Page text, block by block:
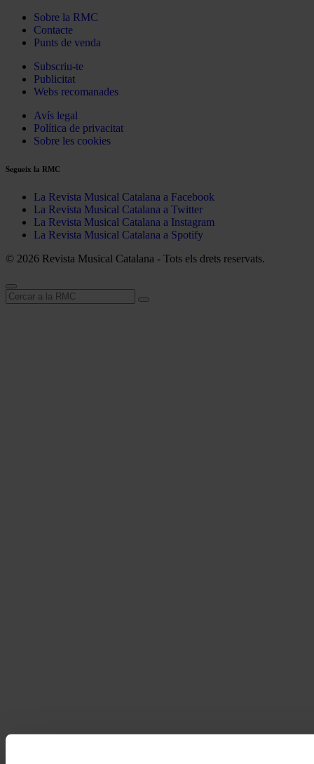
Sobre la RMC
Contacte
Punts de venda
Subscriu-te
Publicitat
Webs recomanades
Avís legal
Política de privacitat
Sobre les cookies
Segueix la RMC
La Revista Musical Catalana a Facebook
La Revista Musical Catalana a Twitter
La Revista Musical Catalana a Instagram
La Revista Musical Catalana a Spotify
© 2026 Revista Musical Catalana - Tots els drets reservats.
Cerca